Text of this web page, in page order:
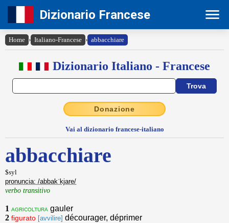
Dizionario Francese
Home › Italiano-Francese › abbacchiare
Dizionario Italiano - Francese
Donazione
Vai al dizionario francese-italiano
abbacchiare
$syl
pronuncia: /abbakˈkjare/
verbo transitivo
1 agricoltura gauler
2 figurato [avvilire] décourager, déprimer